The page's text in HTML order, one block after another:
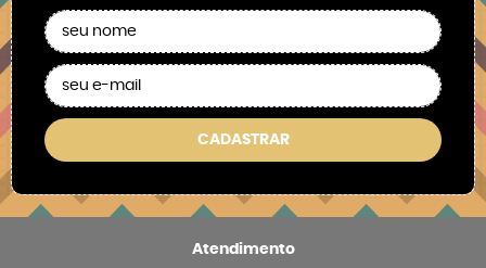
CADASTRAR
Atendimento